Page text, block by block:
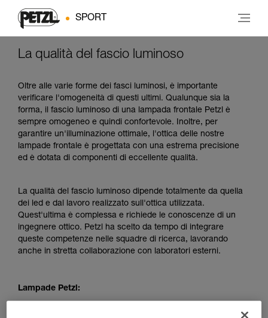
SPORT
La qualità del fascio luminoso
Oltre alle varie forme dei fasci luminosi, è importante
verificare l'omogeneità di questi ultimi. Qualunque sia la
forma, il fascio luminoso di una lampada frontale Petzl è
sempre omogeneo e quindi confortevole. Inoltre, per
garantire un'illuminazione ottimale, l'ottica delle nostre
lampade frontale è progettata con una estrema precisione
ed è dotata di componenti di eccellente qualità.
La qualità del fascio luminoso dipende totalmente da quella
dei led e dal lavoro realizzato sull'ottica utilizzata.
Quest'ultima è complessa e richiede le conoscenze di un
ingegnere ottico. Petzl ha scelto da tempo di integrare
queste competenze nelle squadre di ricerca, lavorando
anche in stretta collaborazione con laboratori esterni.
Lampade Petzl: